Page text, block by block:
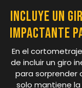
Incluye un
impactante
En el
de incluir un giro
para sorprender
solo mantiene